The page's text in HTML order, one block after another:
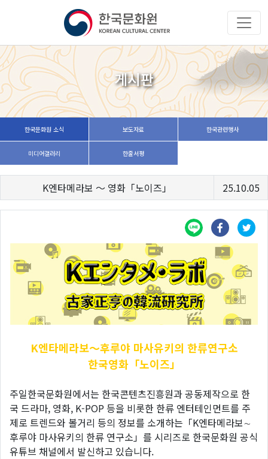
게시판
한국문화원 소식 보도자료 한국관련행사
미디어갤러리 한줄서평
K엔타메라보 ～ 영화「노이즈」 25.10.05
K엔타메라보～후루야 마사유키의 한류연구소
한국영화「노이즈」
주일한국문화원에서는 한국콘텐츠진흥원과 공동제작으로 한
국 드라마, 영화, K-POP 등을 비롯한 한류 엔터테인먼트를 주
제로 트렌드와 볼거리 등의 정보를 소개하는「K엔타메라보∼
후루야 마사유키의 한류 연구소」를 시리즈로 한국문화원 공식
유튜브 채널에서 발신하고 있습니다.